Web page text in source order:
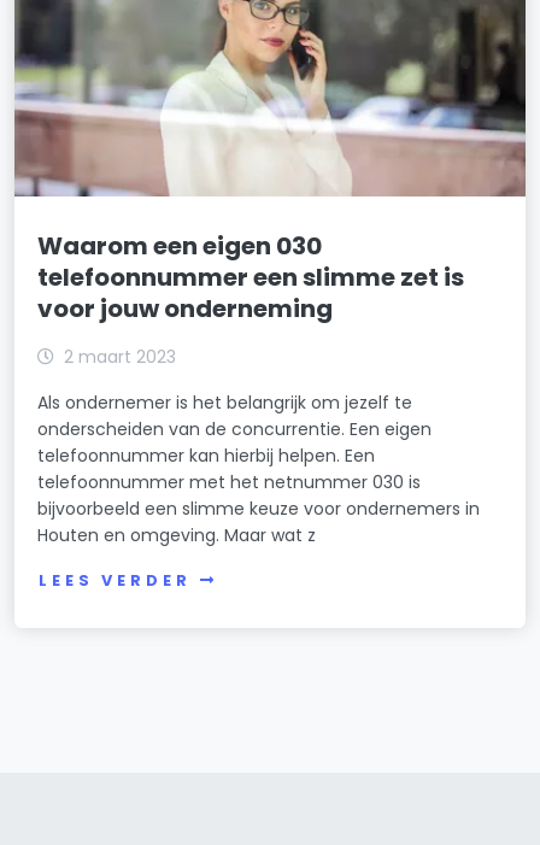
Waarom een eigen 030
telefoonnummer een slimme zet is
voor jouw onderneming
2 maart 2023
Als ondernemer is het belangrijk om jezelf te
onderscheiden van de concurrentie. Een eigen
telefoonnummer kan hierbij helpen. Een
telefoonnummer met het netnummer 030 is
bijvoorbeeld een slimme keuze voor ondernemers in
Houten en omgeving. Maar wat z
LEES VERDER